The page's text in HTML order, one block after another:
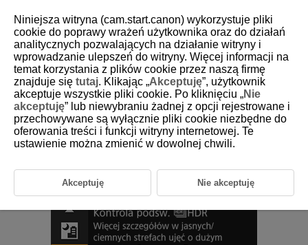
D185-041
Tryb kontrola podświetlenia HDR
Użyj trybu [ ] (Kontrola podśw. HDR) do scen fotografowanych pod
światło z zarówno jasnymi, jak i ciemnymi obszarami. Jedno ujęcie w
tym trybie daje trzy następujące po sobie zdjęcia w różnych
ekspozycjach, które zostają połączone w jedno zdjęcie HDR, które
zostać utracone od podświetlenia.
HDR to skrót od wysoki zakres dynamiki (ang. High Dynamic Range).
Niniejsza witryna (cam.start.canon) wykorzystuje pliki
cookie do poprawy wrażeń użytkownika oraz do działań
analitycznych pozwalających na działanie witryny i
wprowadzanie ulepszeń do witryny. Więcej informacji na
temat korzystania z plików cookie przez naszą firmę
znajduje się tutaj. Klikając „Akceptuję”, użytkownik
akceptuje wszystkie pliki cookie. Po kliknięciu „Nie
akceptuję” lub niewybraniu żadnej z opcji rejestrowane i
przechowywane są wyłącznie pliki cookie niezbędne do
oferowania treści i funkcji witryny internetowej. Te
ustawienie można zmienić w dowolnej chwili.
Akceptuję Nie akceptuję